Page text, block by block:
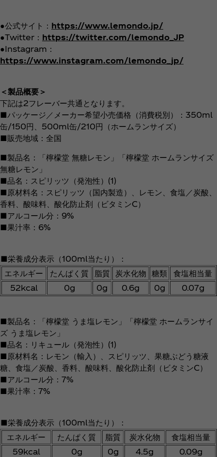
●公式サイト： https://www.lemondo.jp/
●Twitter： https://twitter.com/lemondo_JP
●Instagram：
https://www.instagram.com/lemondo_jp/
＜製品概要＞
下記は2フレーバー共通となります。
■パッケージ／メーカー希望小売価格（消費税別）：350ml
缶/150円、500ml缶/210円（ホームランサイズ）
■販売地域：全国
■製品名：「檸檬堂 無糖レモン」「檸檬堂 ホームランサイズ
無糖レモン」
■品名：スピリッツ（発泡性）(1)
■原材料名：スピリッツ（国内製造）、レモン、食塩／炭酸、
香料、酸味料、酸化防止剤（ビタミンC）
■アルコール分：9%
■果汁率：6%
■栄養成分表示（100ml当たり）：
エネルギー
たんぱく質 脂質 炭水化物 糖類
食塩相当量
52kcal
0g 0g 0.6g 0g 0.07g
■製品名：「檸檬堂 うま塩レモン」「檸檬堂 ホームランサイ
ズ うま塩レモン」
■品名：リキュール（発泡性）(1)
■原材料名：レモン（輸入）、スピリッツ、果糖ぶどう糖液
糖、食塩／炭酸、香料、酸味料、酸化防止剤（ビタミンC）
■アルコール分：7%
■果汁率：7%
■栄養成分表示（100ml当たり）：
エネルギー
たんぱく質 脂質 炭水化物
食塩相当量
59kcal
0g 0g 4.5g 0.09g